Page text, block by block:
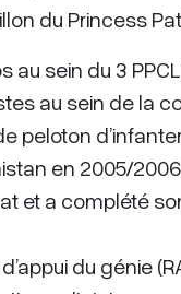
du Princess
au sein du 3
au sein de la
peloton
en 2005/
et a complété
du génie